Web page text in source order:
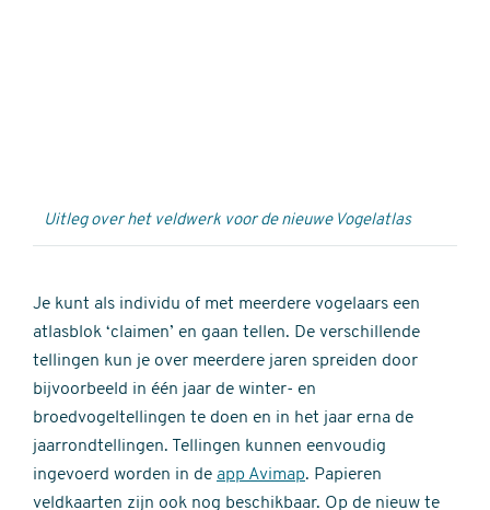
Uitleg over het veldwerk voor de nieuwe Vogelatlas
Je kunt als individu of met meerdere vogelaars een
atlasblok ‘claimen’ en gaan tellen. De verschillende
tellingen kun je over meerdere jaren spreiden door
bijvoorbeeld in één jaar de winter- en
broedvogeltellingen te doen en in het jaar erna de
jaarrondtellingen. Tellingen kunnen eenvoudig
ingevoerd worden in de app Avimap. Papieren
veldkaarten zijn ook nog beschikbaar. Op de nieuw te